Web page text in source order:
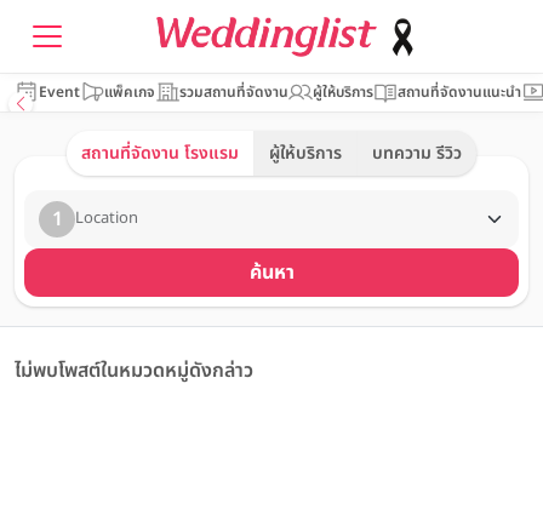
Event แพ็คเกจ รวมสถานที่จัดงาน ผู้ให้บริการ สถานที่จัดงานแนะนำ
สถานที่จัดงาน โรงแรม ผู้ให้บริการ บทความ รีวิว
1 Location
ค้นหา
ไม่พบโพสต์ในหมวดหมู่ดังกล่าว